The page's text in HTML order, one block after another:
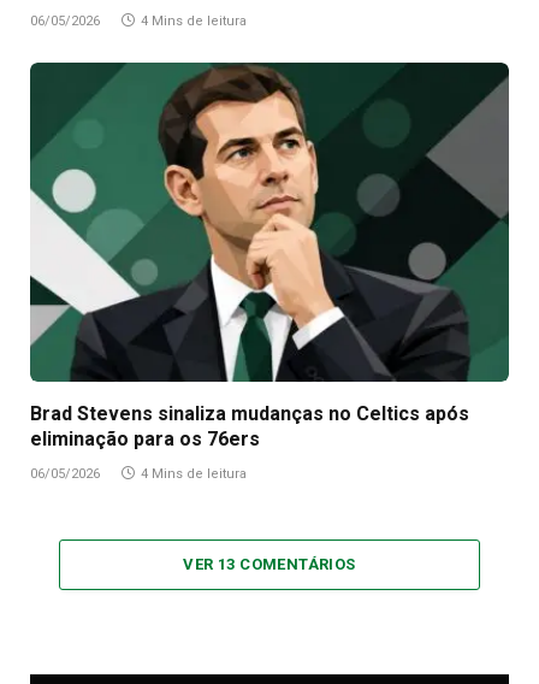
06/05/2026 4 Mins de leitura
Brad Stevens sinaliza mudanças no Celtics após
eliminação para os 76ers
06/05/2026 4 Mins de leitura
VER 13 COMENTÁRIOS